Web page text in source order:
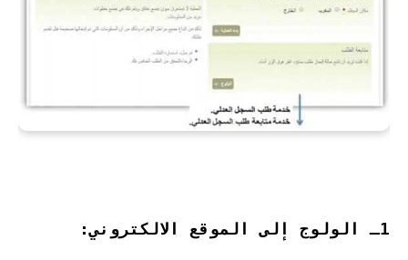
1ـ الولوج إلى الموقع الالكتروني: